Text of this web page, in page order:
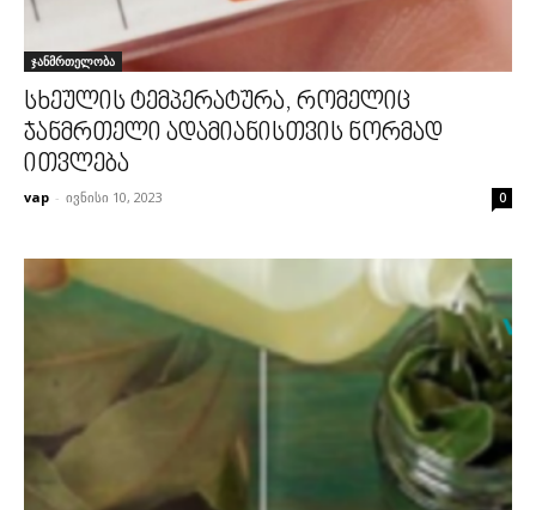
ჯანმრთელობა
სხეულის ტემპერატურა, რომელიც
ჯანმრთელი ადამიანისთვის ნორმად
ითვლება
vap - ივნისი 10, 2023 0